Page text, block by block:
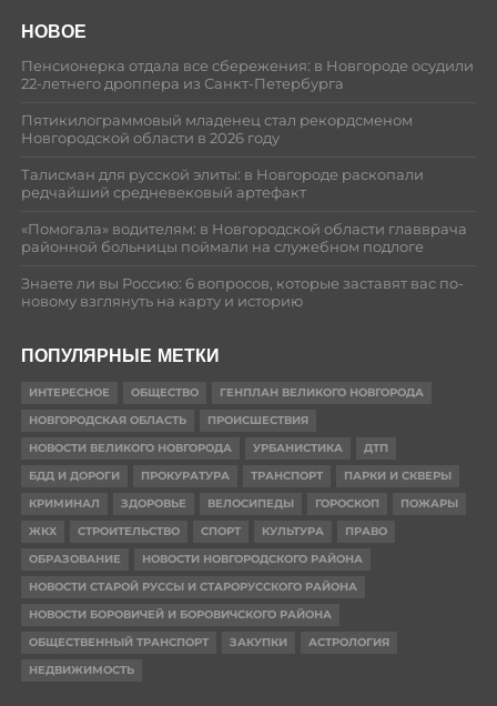
НОВОЕ
Пенсионерка отдала все сбережения: в Новгороде осудили
22-летнего дроппера из Санкт-Петербурга
Пятикилограммовый младенец стал рекордсменом
Новгородской области в 2026 году
Талисман для русской элиты: в Новгороде раскопали
редчайший средневековый артефакт
«Помогала» водителям: в Новгородской области главврача
районной больницы поймали на служебном подлоге
Знаете ли вы Россию: 6 вопросов, которые заставят вас по-
новому взглянуть на карту и историю
ПОПУЛЯРНЫЕ МЕТКИ
ИНТЕРЕСНОЕ ОБЩЕСТВО
ГЕНПЛАН ВЕЛИКОГО НОВГОРОДА
НОВГОРОДСКАЯ ОБЛАСТЬ
ПРОИСШЕСТВИЯ
НОВОСТИ ВЕЛИКОГО НОВГОРОДА
УРБАНИСТИКА
ДТП
БДД И ДОРОГИ
ПРОКУРАТУРА ТРАНСПОРТ
ПАРКИ И СКВЕРЫ
КРИМИНАЛ
ЗДОРОВЬЕ ВЕЛОСИПЕДЫ ГОРОСКОП
ПОЖАРЫ
ЖКХ
СТРОИТЕЛЬСТВО СПОРТ КУЛЬТУРА
ПРАВО
ОБРАЗОВАНИЕ
НОВОСТИ НОВГОРОДСКОГО РАЙОНА
НОВОСТИ СТАРОЙ РУССЫ И СТАРОРУССКОГО РАЙОНА
НОВОСТИ БОРОВИЧЕЙ И БОРОВИЧСКОГО РАЙОНА
ОБЩЕСТВЕННЫЙ ТРАНСПОРТ
ЗАКУПКИ
АСТРОЛОГИЯ
НЕДВИЖИМОСТЬ